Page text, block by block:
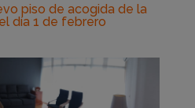
piso de acogida de la
día 1 de febrero